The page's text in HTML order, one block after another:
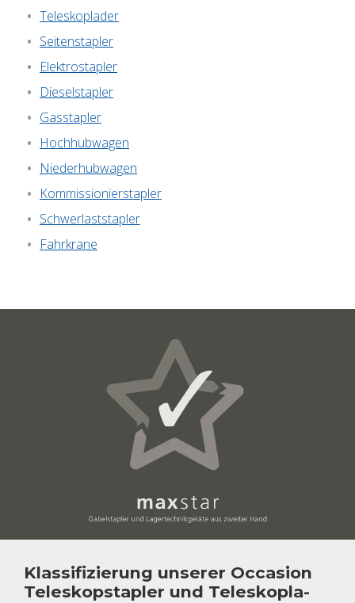
Te­le­skop­la­der
Sei­ten­stap­ler
Elek­tro­stap­ler
Die­sel­stap­ler
Gas­stap­ler
Hoch­hub­wa­gen
Nie­der­hub­wa­gen
Kom­mis­sio­nier­stap­ler
Schwer­last­stap­ler
Fahr­kra­ne
Klas­si­fi­zie­rung un­se­rer Oc­ca­si­on
Te­le­skop­stap­ler und Te­le­skop­la­